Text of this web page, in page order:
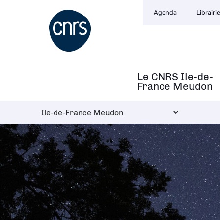
Navigation
Le CNRS Ile-de-
France Meudon
secondaire
Agenda Librairie